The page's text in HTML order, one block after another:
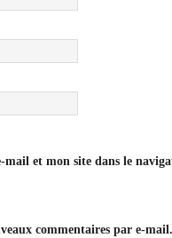
et mon site dans le
commentaires par e-mail.